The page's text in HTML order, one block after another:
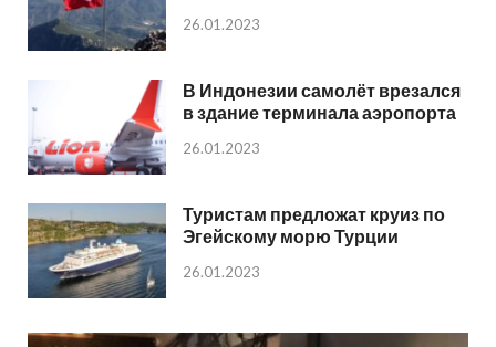
26.01.2023
В Индонезии самолёт врезался
в здание терминала аэропорта
26.01.2023
Туристам предложат круиз по
Эгейскому морю Турции
26.01.2023